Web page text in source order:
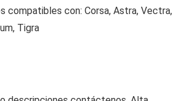
compatibles con: Corsa, Astra, Vectra,
Tigra